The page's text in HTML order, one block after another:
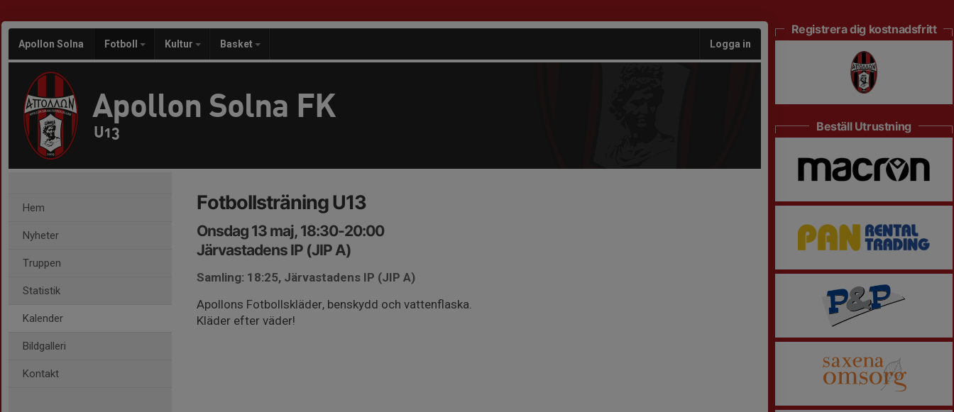
Apollon Solna Fotboll Kultur Basket Logga in
Apollon Solna FK
U13
Hem
Nyheter
Truppen
Statistik
Kalender
Bildgalleri
Kontakt
Fotbollsträning U13
Onsdag 13 maj, 18:30-20:00
Järvastadens IP (JIP A)
Samling: 18:25, Järvastadens IP (JIP A)
Apollons Fotbollskläder, benskydd och vattenflaska.
Kläder efter väder!
Registrera dig kostnadsfritt
Beställ Utrustning